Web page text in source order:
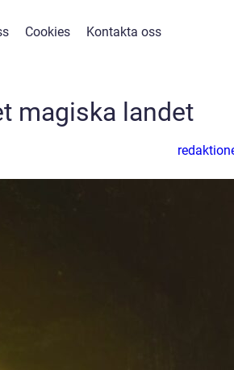
Cookies Kontakta oss
magiska landet